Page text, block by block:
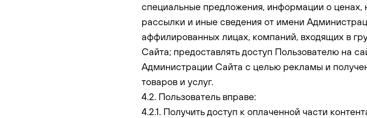
специальные предложения, информации о
рассылки и иные сведения от имени
аффилированных лицах, компаний, входящих в
Сайта; предоставлять доступ Пользователю на
Администрации Сайта с целью рекламы и
товаров и услуг.
4.2. Пользователь вправе:
4.2.1. Получить доступ к оплаченной части